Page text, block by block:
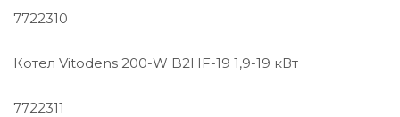
7722310
Котел Vitodens 200-W B2HF-19 1,9-19 кВт
7722311